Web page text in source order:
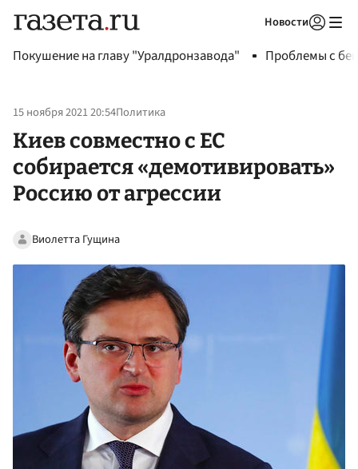
Новости
Покушение на главу "Уралдронзавода" Проблемы с
15 ноября 2021 20:54Политика
Киев совместно с ЕС
собирается «демотивировать»
Россию от агрессии
Виолетта Гущина